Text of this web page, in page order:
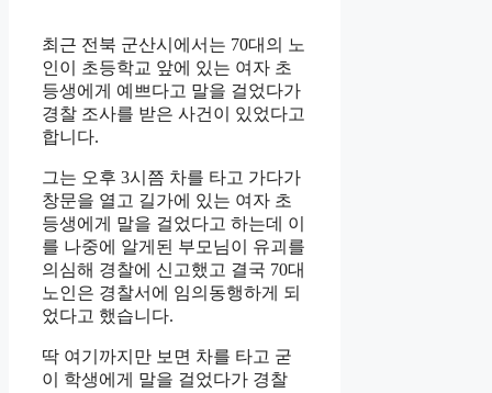
최근 전북 군산시에서는 70대의 노
인이 초등학교 앞에 있는 여자 초
등생에게 예쁘다고 말을 걸었다가
경찰 조사를 받은 사건이 있었다고
합니다.
그는 오후 3시쯤 차를 타고 가다가
창문을 열고 길가에 있는 여자 초
등생에게 말을 걸었다고 하는데 이
를 나중에 알게된 부모님이 유괴를
의심해 경찰에 신고했고 결국 70대
노인은 경찰서에 임의동행하게 되
었다고 했습니다.
딱 여기까지만 보면 차를 타고 굳
이 학생에게 말을 걸었다가 경찰